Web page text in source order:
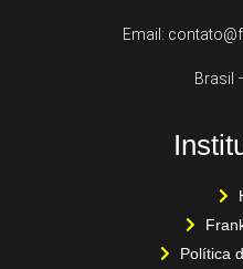
Email:
Brasil
Política